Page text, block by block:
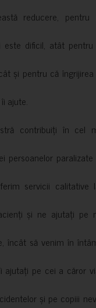
reducere, pentru
este dificil, atât
și pentru că
ajute.
contribuiți în cel
persoanelor
servicii
și ne ajutați pe
încât să venim în
ajutați pe cei a căror
și pe copiii